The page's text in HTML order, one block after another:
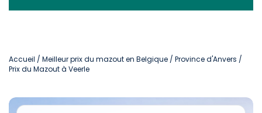
Accueil / Meilleur prix du mazout en Belgique / Province d'Anvers /
Prix du Mazout à Veerle